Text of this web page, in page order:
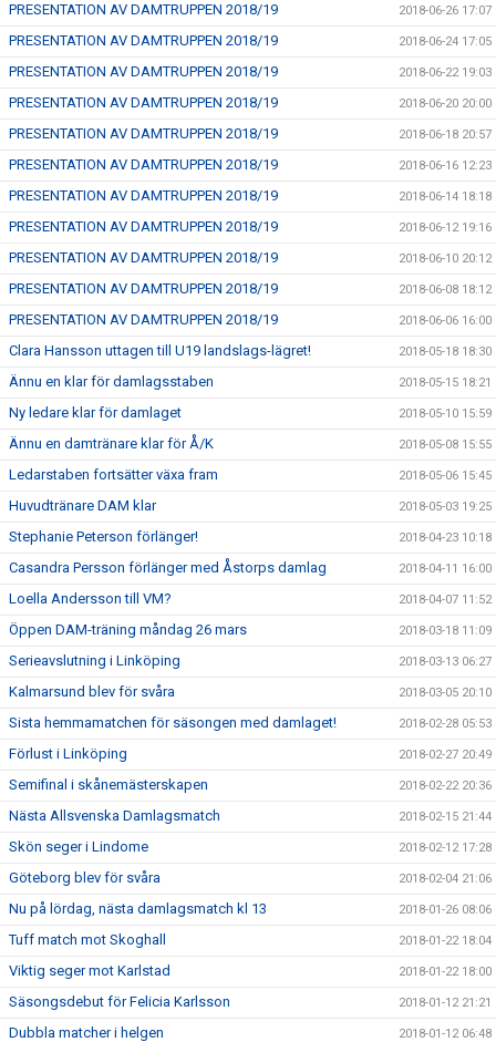
PRESENTATION AV DAMTRUPPEN 2018/19 2018-06-26 17:07
PRESENTATION AV DAMTRUPPEN 2018/19 2018-06-24 17:05
PRESENTATION AV DAMTRUPPEN 2018/19 2018-06-22 19:03
PRESENTATION AV DAMTRUPPEN 2018/19 2018-06-20 20:00
PRESENTATION AV DAMTRUPPEN 2018/19 2018-06-18 20:57
PRESENTATION AV DAMTRUPPEN 2018/19 2018-06-16 12:23
PRESENTATION AV DAMTRUPPEN 2018/19 2018-06-14 18:18
PRESENTATION AV DAMTRUPPEN 2018/19 2018-06-12 19:16
PRESENTATION AV DAMTRUPPEN 2018/19 2018-06-10 20:12
PRESENTATION AV DAMTRUPPEN 2018/19 2018-06-08 18:12
PRESENTATION AV DAMTRUPPEN 2018/19 2018-06-06 16:00
Clara Hansson uttagen till U19 landslags-lägret! 2018-05-18 18:30
Ännu en klar för damlagsstaben 2018-05-15 18:21
Ny ledare klar för damlaget 2018-05-10 15:59
Ännu en damtränare klar för Å/K 2018-05-08 15:55
Ledarstaben fortsätter växa fram 2018-05-06 15:45
Huvudtränare DAM klar 2018-05-03 19:25
Stephanie Peterson förlänger! 2018-04-23 10:18
Casandra Persson förlänger med Åstorps damlag 2018-04-11 16:00
Loella Andersson till VM? 2018-04-07 11:52
Öppen DAM-träning måndag 26 mars 2018-03-18 11:09
Serieavslutning i Linköping 2018-03-13 06:27
Kalmarsund blev för svåra 2018-03-05 20:10
Sista hemmamatchen för säsongen med damlaget! 2018-02-28 05:53
Förlust i Linköping 2018-02-27 20:49
Semifinal i skånemästerskapen 2018-02-22 20:36
Nästa Allsvenska Damlagsmatch 2018-02-15 21:44
Skön seger i Lindome 2018-02-12 17:28
Göteborg blev för svåra 2018-02-04 21:06
Nu på lördag, nästa damlagsmatch kl 13 2018-01-26 08:06
Tuff match mot Skoghall 2018-01-22 18:04
Viktig seger mot Karlstad 2018-01-22 18:00
Säsongsdebut för Felicia Karlsson 2018-01-12 21:21
Dubbla matcher i helgen 2018-01-12 06:48